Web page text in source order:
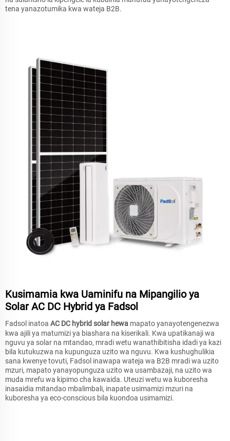
tena yanazotumika kwa wateja B2B.
Kusimamia kwa Uaminifu na Mipangilio ya
Solar AC DC Hybrid ya Fadsol
Fadsol inatoa AC DC hybrid solar hewa mapato yanayotengenezwa
kwa ajili ya matumizi ya biashara na kiserikali. Kwa upatikanaji wa
nguvu ya solar na mtandao, mradi wetu wanathibitisha idadi ya kazi
bila kutukuzwa na kupunguza uzito wa nguvu. Kwa kushughulikia
sana kwenye tovuti, Fadsol inawapa wateja wa B2B mradi wa uzito
mzuri, mapato yanayopunguza uzito wa usambazaji, na uzito wa
muda mrefu wa kipimo cha kawaida. Uteuzi wetu wa kuboresha
inasaidia mitandao mbalimbali, inapate usimamizi mzuri na
kuboresha ya eco-conscious bila kuondoa usimamizi.